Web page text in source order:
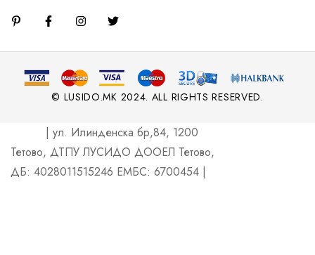
© LUSIDO.MK 2024. ALL RIGHTS RESERVED.
| ул. Илинденска бр,84, 1200
Тетово, ДТПУ ЛУСИДО ДООЕЛ Тетово,
ДБ: 4028011515246 ЕМБС: 6700454 |